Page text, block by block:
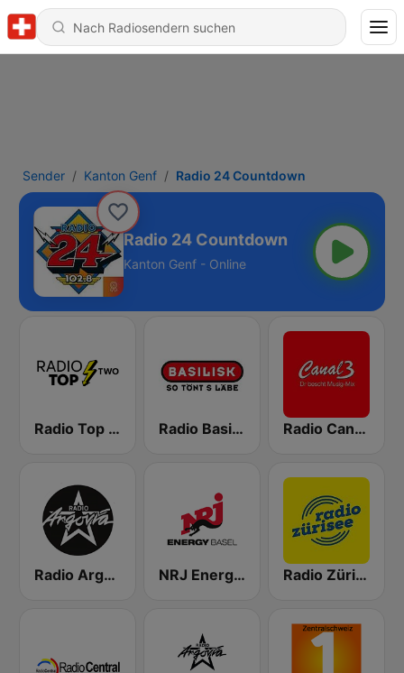
Sender Kanton Genf Radio 24 Countdown
Radio 24 Countdown
Kanton Genf - Online
Radio Top Two Radio Basilisk Radio Canal 3 - D
Radio Argovia NRJ Energy Basel Radio Zürisee